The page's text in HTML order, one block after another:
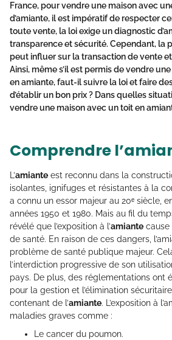
France, pour vendre une maison avec
d’amiante, il est impératif de respecter
toute vente, la loi exige un diagnostic
transparence et sécurité. Cependant, la
peut influer sur la transaction de vente
Ainsi, même s’il est permis de vendre
en amiante, faut-il suivre la loi et faire
d’établir un bon prix ? Dans quelles
vendre une maison avec un toit en
Comprendre
L’amiante est reconnu dans la
isolantes, ignifuges et résistantes à la
a connu un essor majeur au 20ᵉ siècle,
années 1950 et 1980. Mais au fil du
révélé que l’exposition à l’amiante cause
de santé. En raison de ces dangers,
problème de santé publique majeur.
l’interdiction progressive de son
pays. De plus, des réglementations ont
pour la gestion et l’élimination
contenant de l’amiante. L’exposition à
maladies graves comme :
Le cancer du poumon.